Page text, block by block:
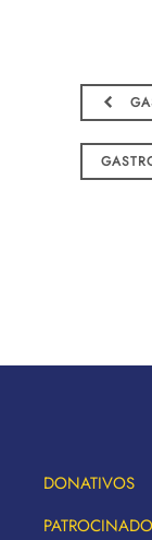
DONATIVOS